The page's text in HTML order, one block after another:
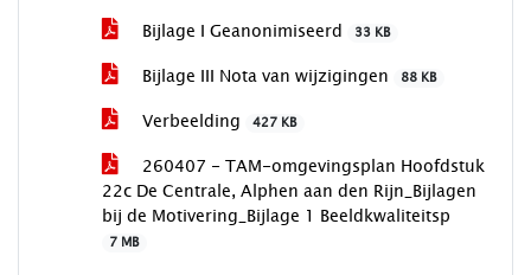
Bijlage I Geanonimiseerd 33 KB
Bijlage III Nota van wijzigingen 88 KB
Verbeelding 427 KB
260407 - TAM-omgevingsplan Hoofdstuk
22c De Centrale, Alphen aan den Rijn_Bijlagen
bij de Motivering_Bijlage 1 Beeldkwaliteitsp
7 MB